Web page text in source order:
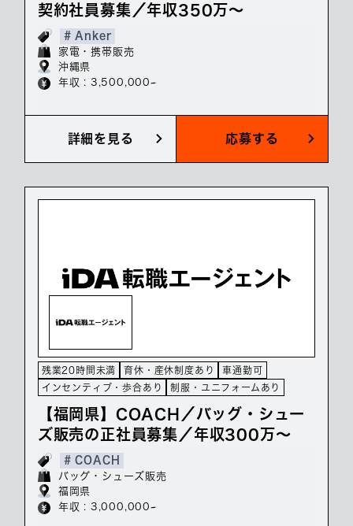
契約社員募集／年収350万～
# Anker
家電・携帯販売
沖縄県
年収 : 3,500,000~
詳細を見る 応募する
残業20時間未満 育休・産休制度あり
車通勤可
インセンティブ・歩合あり
制服・ユニフォームあり
【福岡県】COACH／バッグ・シュー
ズ販売の正社員募集／年収300万～
# COACH
バッグ・シューズ販売
福岡県
年収 : 3,000,000~